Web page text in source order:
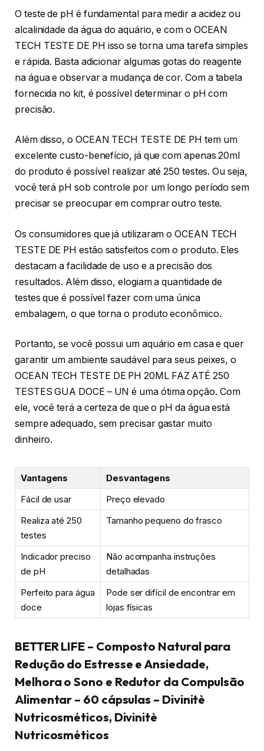
O teste de pH é fundamental para medir a acidez ou
alcalinidade da água do aquário, e com o OCEAN
TECH TESTE DE PH isso se torna uma tarefa simples
e rápida. Basta adicionar algumas gotas do reagente
na água e observar a mudança de cor. Com a tabela
fornecida no kit, é possível determinar o pH com
precisão.
Além disso, o OCEAN TECH TESTE DE PH tem um
excelente custo-benefício, já que com apenas 20ml
do produto é possível realizar até 250 testes. Ou seja,
você terá pH sob controle por um longo período sem
precisar se preocupar em comprar outro teste.
Os consumidores que já utilizaram o OCEAN TECH
TESTE DE PH estão satisfeitos com o produto. Eles
destacam a facilidade de uso e a precisão dos
resultados. Além disso, elogiam a quantidade de
testes que é possível fazer com uma única
embalagem, o que torna o produto econômico.
Portanto, se você possui um aquário em casa e quer
garantir um ambiente saudável para seus peixes, o
OCEAN TECH TESTE DE PH 20ML FAZ ATÉ 250
TESTES GUA DOCE – UN é uma ótima opção. Com
ele, você terá a certeza de que o pH da água está
sempre adequado, sem precisar gastar muito
dinheiro.
Vantagens
Desvantagens
Fácil de usar
Preço elevado
Realiza até 250
testes
Tamanho pequeno do frasco
Indicador preciso
de pH
Não acompanha instruções
detalhadas
Perfeito para água
doce
Pode ser difícil de encontrar em
lojas físicas
BETTER LIFE – Composto Natural para
Redução do Estresse e Ansiedade,
Melhora o Sono e Redutor da Compulsão
Alimentar – 60 cápsulas – Divinitè
Nutricosméticos, Divinitè
Nutricosméticos